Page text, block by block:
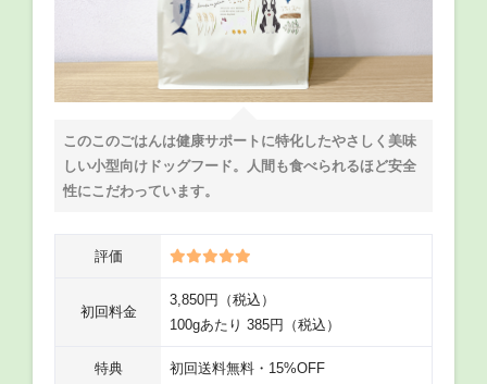
このこのごはんは健康サポートに特化したやさしく美味
しい小型向けドッグフード。人間も食べられるほど安全
性にこだわっています。
評価
初回料金
3,850円（税込）
100gあたり 385円（税込）
特典 初回送料無料・15%OFF